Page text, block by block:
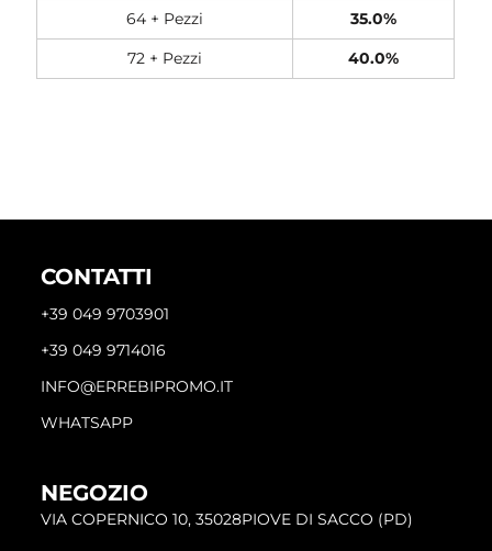
64 + Pezzi
35.0%
72 + Pezzi
40.0%
CONTATTI
+39 049 9703901
+39 049 9714016
INFO@ERREBIPROMO.IT
WHATSAPP
NEGOZIO
VIA COPERNICO 10, 35028PIOVE DI SACCO (PD)